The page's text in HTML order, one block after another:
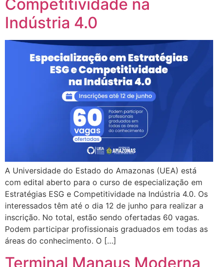
Competitividade na
Indústria 4.0
A Universidade do Estado do Amazonas (UEA) está
com edital aberto para o curso de especialização em
Estratégias ESG e Competitividade na Indústria 4.0. Os
interessados têm até o dia 12 de junho para realizar a
inscrição. No total, estão sendo ofertadas 60 vagas.
Podem participar profissionais graduados em todas as
áreas do conhecimento. O […]
Terminal Manaus Moderna